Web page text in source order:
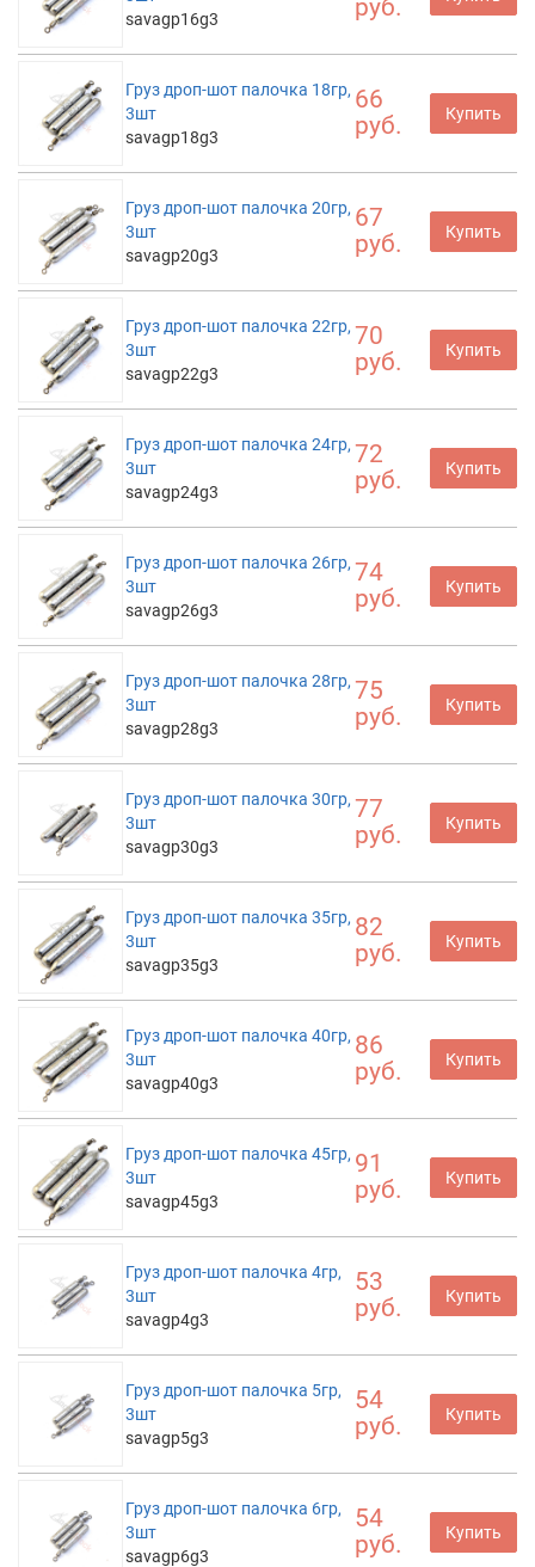
savagp16g3
руб.
Груз дроп-шот палочка 18гр,
3шт
savagp18g3
66
руб.
Купить
Груз дроп-шот палочка 20гр,
3шт
savagp20g3
67
руб.
Купить
Груз дроп-шот палочка 22гр,
3шт
savagp22g3
70
руб.
Купить
Груз дроп-шот палочка 24гр,
3шт
savagp24g3
72
руб.
Купить
Груз дроп-шот палочка 26гр,
3шт
savagp26g3
74
руб.
Купить
Груз дроп-шот палочка 28гр,
3шт
savagp28g3
75
руб.
Купить
Груз дроп-шот палочка 30гр,
3шт
savagp30g3
77
руб.
Купить
Груз дроп-шот палочка 35гр,
3шт
savagp35g3
82
руб.
Купить
Груз дроп-шот палочка 40гр,
3шт
savagp40g3
86
руб.
Купить
Груз дроп-шот палочка 45гр,
3шт
savagp45g3
91
руб.
Купить
Груз дроп-шот палочка 4гр,
3шт
savagp4g3
53
руб.
Купить
Груз дроп-шот палочка 5гр,
3шт
savagp5g3
54
руб.
Купить
Груз дроп-шот палочка 6гр,
3шт
savagp6g3
54
руб.
Купить